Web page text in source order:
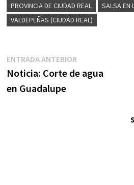
PROVINCIA DE CIUDAD REAL
SALSA EN
VALDEPEÑAS (CIUDAD REAL)
Navegación
de
entradas
ENTRADA ANTERIOREntrada
anterior:
Noticia: Corte de agua
en Guadalupe